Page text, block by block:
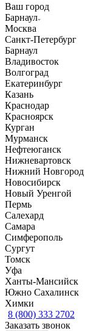
Ваш город
Барнаул
Москва
Санкт-Петербург
Барнаул
Владивосток
Волгоград
Екатеринбург
Казань
Краснодар
Красноярск
Курган
Мурманск
Нефтеюганск
Нижневартовск
Нижний Новгород
Новосибирск
Новый Уренгой
Пермь
Салехард
Самара
Симферополь
Сургут
Томск
Уфа
Ханты-Мансийск
Южно Сахалинск
Химки
8 (800) 333 2702
Заказать звонок